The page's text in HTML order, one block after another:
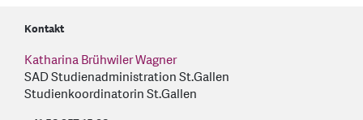
Kontakt
Katharina Brühwiler Wagner
SAD Studienadministration St.Gallen
Studienkoordinatorin St.Gallen